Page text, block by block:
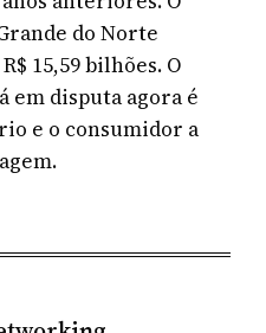
do Norte
15,59 bilhões. O
em disputa agora é
e o consumidor a